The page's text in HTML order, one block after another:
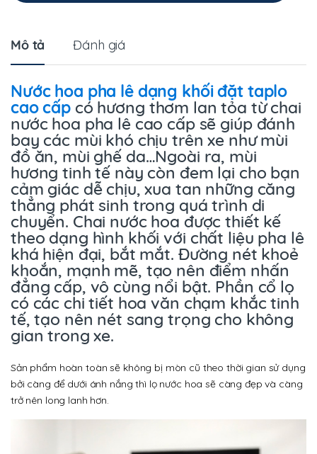
Mô tả Đánh giá
Nước hoa pha lê dạng khối đặt taplo
cao cấp có hương thơm lan tỏa từ chai
nước hoa pha lê cao cấp sẽ giúp đánh
bay các mùi khó chịu trên xe như mùi
đồ ăn, mùi ghế da…Ngoài ra, mùi
hương tinh tế này còn đem lại cho bạn
cảm giác dễ chịu, xua tan những căng
thẳng phát sinh trong quá trình di
chuyển. Chai nước hoa được thiết kế
theo dạng hình khối với chất liệu pha lê
khá hiện đại, bắt mắt. Đường nét khoẻ
khoắn, mạnh mẽ, tạo nên điểm nhấn
đẳng cấp, vô cùng nổi bật. Phần cổ lọ
có các chi tiết hoa văn chạm khắc tinh
tế, tạo nên nét sang trọng cho không
gian trong xe.
Sản phẩm hoàn toàn sẽ không bị mòn cũ theo thời gian sử dụng
bởi càng để dưới ánh nắng thì lọ nước hoa sẽ càng đẹp và càng
trở nên long lanh hơn.